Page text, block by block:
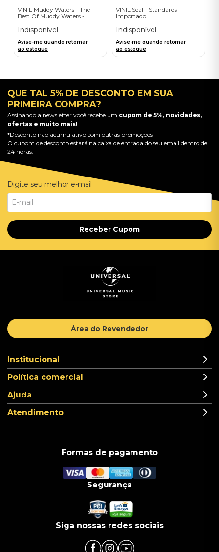
VINIL Muddy Waters - The
Best Of Muddy Waters -
Indisponível
Avise-me quando retornar
ao estoque
VINIL Seal - Standards -
Importado
Indisponível
Avise-me quando retornar
ao estoque
QUE TAL 5% DE DESCONTO EM SUA
PRIMEIRA COMPRA?
Assinando a newsletter você recebe um cupom de 5%, novidades,
ofertas e muito mais!
*Desconto não acumulativo com outras promoções.
O cupom de desconto estará na caixa de entrada do seu email dentro de
24 horas.
Digite seu melhor e-mail
Receber Cupom
Área do Revendedor
Institucional
Política comercial
Ajuda
Atendimento
Formas de pagamento
Segurança
Siga nossas redes sociais